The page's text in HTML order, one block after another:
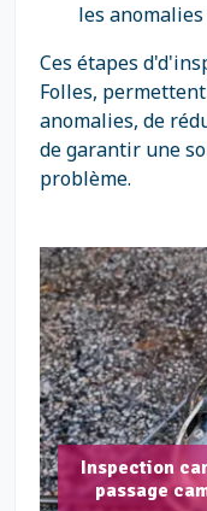
les
Ces étapes
Folles,
anomalies, de
de garantir une
problème.
Inspection
passage